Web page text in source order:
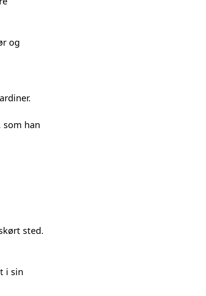
og
han
sted.
i sin